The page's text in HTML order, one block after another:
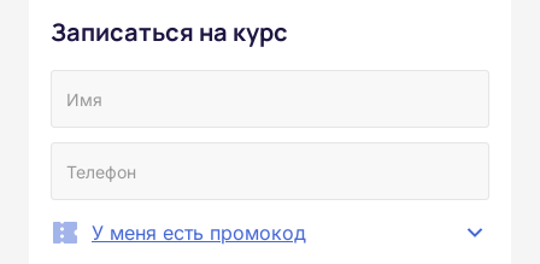
Записаться на курс
У меня есть промокод